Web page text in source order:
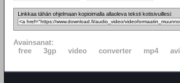
Linkkaa tähän ohjelmaan kopioimalla allaoleva teksti kotisivuillesi:
Avainsanat:
free
3gp video converter mp4 avi